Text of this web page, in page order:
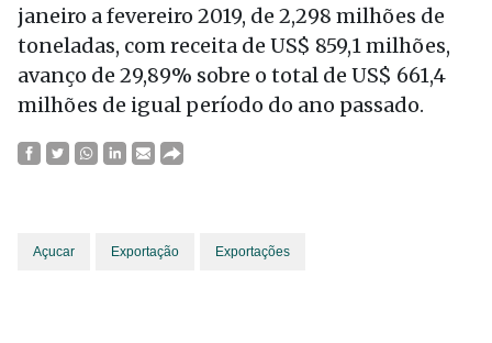
janeiro a fevereiro 2019, de 2,298 milhões de
toneladas, com receita de US$ 859,1 milhões,
avanço de 29,89% sobre o total de US$ 661,4
milhões de igual período do ano passado.
Açucar Exportação Exportações